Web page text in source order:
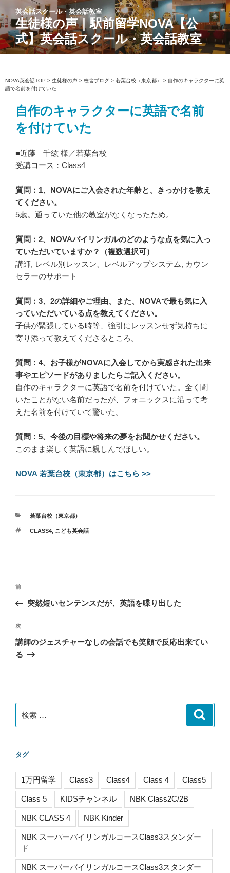
ン
テ
ン
ツ
ス
キ
英会話スクール・英会話教室
生徒様の声｜駅前留学NOVA【公
式】英会話スクール・英会話教室
NOVA英会話TOP > 生徒様の声 > 校舎ブログ > 若葉台校（東京都） > 自作のキャラクターに英
語で名前を付けていた
自作のキャラクターに英語で名前
を付けていた
■近藤 千紘 様／若葉台校
受講コース：Class4
質問：1、NOVAにご入会された年齢と、きっかけを教え
てください。
5歳。通っていた他の教室がなくなったため。
質問：2、NOVAバイリンガルのどのような点を気に入っ
ていただいていますか？（複数選択可）
講師, レベル別レッスン、レベルアップシステム, カウン
セラーのサポート
質問：3、2の詳細やご理由、また、NOVAで最も気に入
っていただいている点を教えてください。
子供が緊張している時等、強引にレッスンせず気持ちに
寄り添って教えてくださるところ。
質問：4、お子様がNOVAに入会してから実感された出来
事やエピソードがありましたらご記入ください。
自作のキャラクターに英語で名前を付けていた。全く聞
いたことがない名前だったが、フォニックスに沿って考
えた名前を付けていて驚いた。
質問：5、今後の目標や将来の夢をお聞かせください。
このまま楽しく英語に親しんでほしい。
NOVA 若葉台校（東京都）はこちら >>
カ
ゴ
若葉台校（東京都）
タ
CLASS4, こども英会話
投
ナ
ビ
ゲ
ー
過
去
投
稿
前
突然短いセンテンスだが、英語を喋り出した
次
の
投
次
講師のジェスチャーなしの会話でも笑顔で反応出来てい
る
索:
タグ
1万円留学 Class3 Class4 Class 4 Class5
Class 5 KIDSチャンネル NBK Class2C/2B
NBK CLASS 4 NBK Kinder
NBK スーパーバイリンガルコースClass3スタンダー
ド
NBK スーパーバイリンガルコースClass3スタンダー